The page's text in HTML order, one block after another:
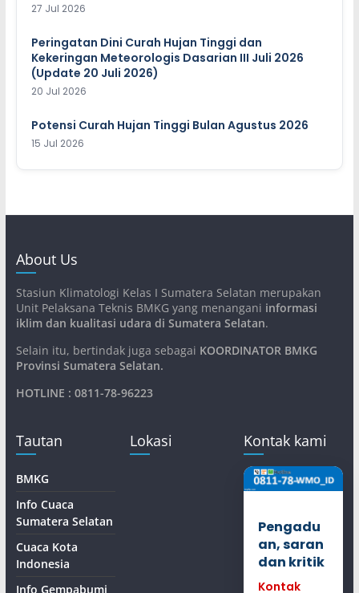
27 Jul 2026
Peringatan Dini Curah Hujan Tinggi dan
Kekeringan Meteorologis Dasarian III Juli 2026
(Update 20 Juli 2026)
20 Jul 2026
Potensi Curah Hujan Tinggi Bulan Agustus 2026
15 Jul 2026
About Us
Stasiun Klimatologi Kelas I Sumatera Selatan merupakan
Unit Pelaksana Teknis BMKG yang menangani informasi
iklim dan kualitasi udara di Sumatera Selatan.
Selain itu, bertindak juga sebagai KOORDINATOR BMKG
Provinsi Sumatera Selatan.
HOTLINE : 0811-78-96223
Tautan
BMKG
Info Cuaca
Sumatera Selatan
Cuaca Kota
Indonesia
Info Gempabumi
Lokasi Kontak kami
Pengadu
an, saran
dan kritik
Kontak